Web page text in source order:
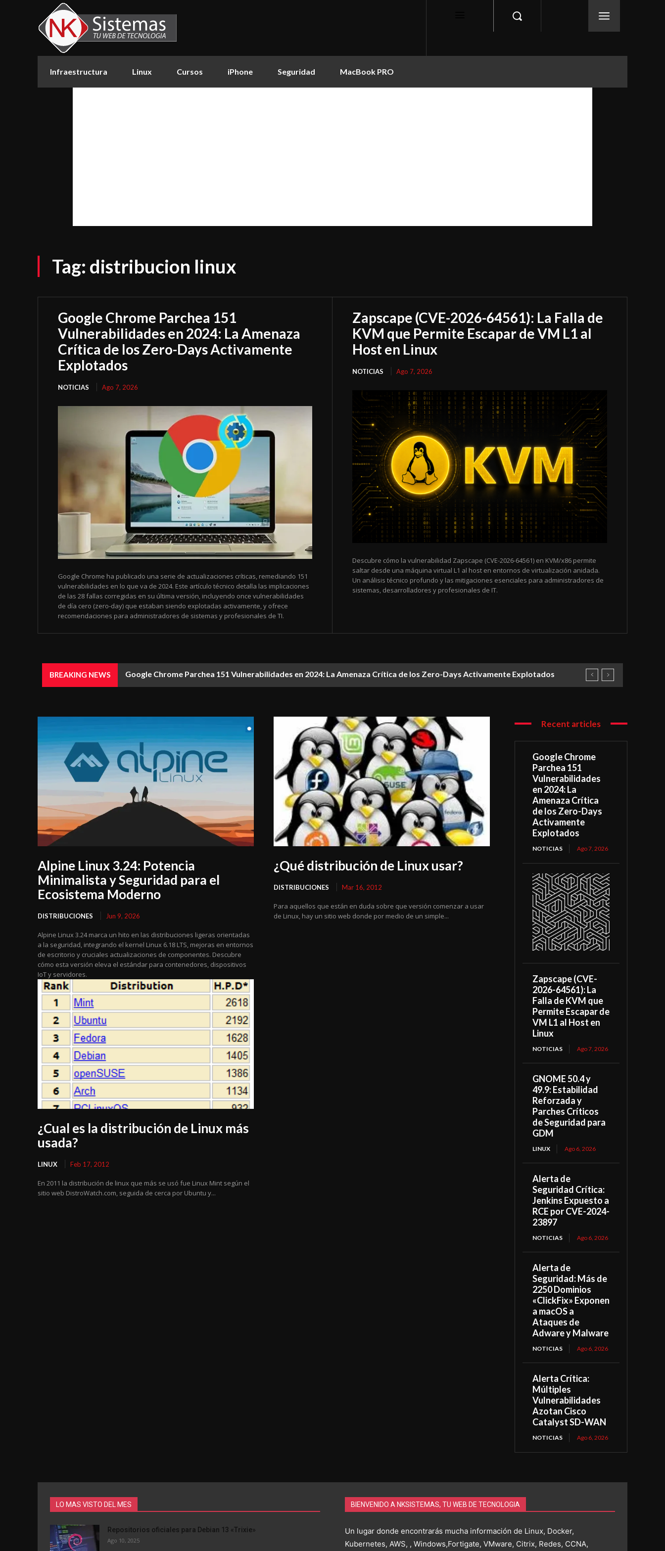
Infraestructura Linux Cursos iPhone Seguridad MacBook PRO
Tag: distribucion linux
Google Chrome Parchea 151
Vulnerabilidades en 2024: La Amenaza
Crítica de los Zero-Days Activamente
Explotados
NOTICIAS Ago 7, 2026
Google Chrome ha publicado una serie de actualizaciones críticas, remediando 151
vulnerabilidades en lo que va de 2024. Este artículo técnico detalla las implicaciones
de las 28 fallas corregidas en su última versión, incluyendo once vulnerabilidades
de día cero (zero-day) que estaban siendo explotadas activamente, y ofrece
recomendaciones para administradores de sistemas y profesionales de TI.
Zapscape (CVE-2026-64561): La Falla de
KVM que Permite Escapar de VM L1 al
Host en Linux
NOTICIAS Ago 7, 2026
Descubre cómo la vulnerabilidad Zapscape (CVE-2026-64561) en KVM/x86 permite
saltar desde una máquina virtual L1 al host en entornos de virtualización anidada.
Un análisis técnico profundo y las mitigaciones esenciales para administradores de
sistemas, desarrolladores y profesionales de IT.
BREAKING NEWS Google Chrome Parchea 151 Vulnerabilidades en 2024: La Amenaza Crítica de los Zero-Days Activamente Explotados
Alpine Linux 3.24: Potencia
Minimalista y Seguridad para el
Ecosistema Moderno
DISTRIBUCIONES Jun 9, 2026
Alpine Linux 3.24 marca un hito en las distribuciones ligeras orientadas
a la seguridad, integrando el kernel Linux 6.18 LTS, mejoras en entornos
de escritorio y cruciales actualizaciones de componentes. Descubre
cómo esta versión eleva el estándar para contenedores, dispositivos
IoT y servidores.
¿Qué distribución de Linux usar?
DISTRIBUCIONES Mar 16, 2012
Para aquellos que están en duda sobre que versión comenzar a usar
de Linux, hay un sitio web donde por medio de un simple...
¿Cual es la distribución de Linux más
usada?
LINUX Feb 17, 2012
En 2011 la distribución de linux que más se usó fue Linux Mint según el
sitio web DistroWatch.com, seguida de cerca por Ubuntu y...
Recent articles
Google Chrome
Parchea 151
Vulnerabilidades
en 2024: La
Amenaza Crítica
de los Zero-Days
Activamente
Explotados
NOTICIAS Ago 7, 2026
Zapscape (CVE-
2026-64561): La
Falla de KVM que
Permite Escapar de
VM L1 al Host en
Linux
NOTICIAS Ago 7, 2026
GNOME 50.4 y
49.9: Estabilidad
Reforzada y
Parches Críticos
de Seguridad para
GDM
LINUX Ago 6, 2026
Alerta de
Seguridad Crítica:
Jenkins Expuesto a
RCE por CVE-2024-
23897
NOTICIAS Ago 6, 2026
Alerta de
Seguridad: Más de
2250 Dominios
«ClickFix» Exponen
a macOS a
Ataques de
Adware y Malware
NOTICIAS Ago 6, 2026
Alerta Crítica:
Múltiples
Vulnerabilidades
Azotan Cisco
Catalyst SD-WAN
NOTICIAS Ago 6, 2026
LO MAS VISTO DEL MES
Repositorios oficiales para Debian 13 «Trixie»
Ago 10, 2025
BIENVENIDO A NKSISTEMAS, TU WEB DE TECNOLOGIA
Un lugar donde encontrarás mucha información de Linux, Docker,
Kubernetes, AWS, , Windows,Fortigate, VMware, Citrix, Redes, CCNA,